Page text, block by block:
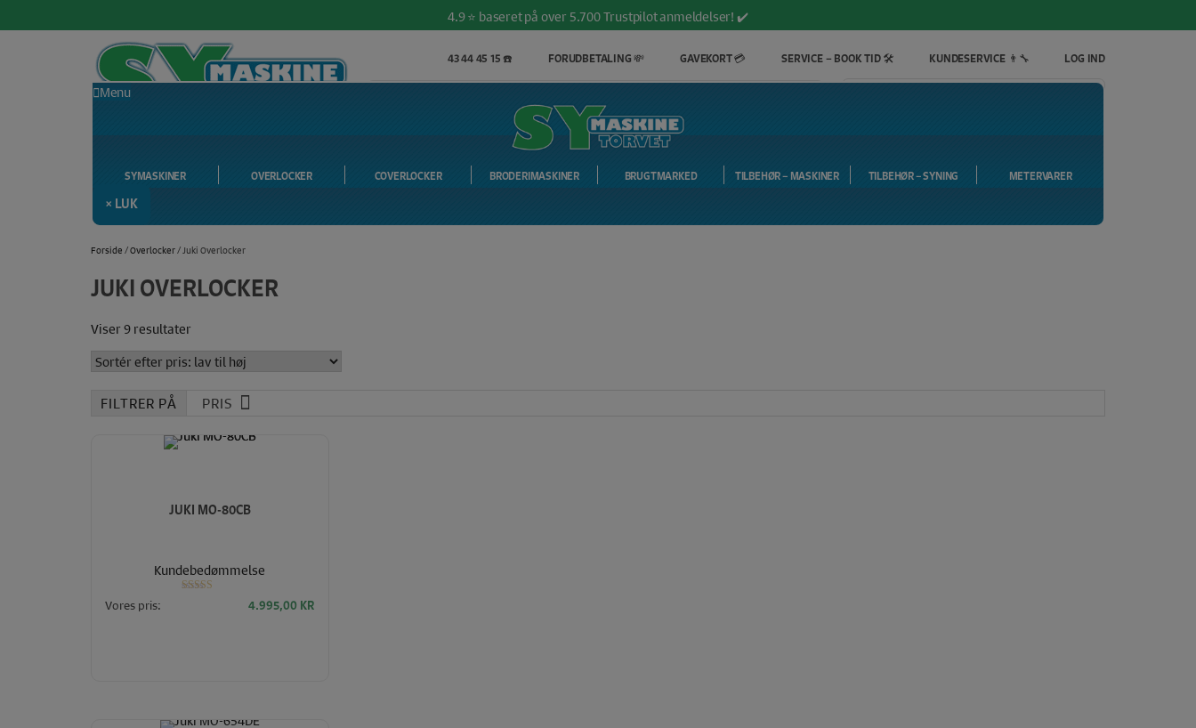
4.9 ⭐️ baseret på over 5.700 Trustpilot anmeldelser! ✔️
LEVERING 1-3 DAGE 🚛
43 44 45 15 ☎️ FORUDBETALING 💸 GAVEKORT 💳 SERVICE – BOOK TID 🛠️ KUNDESERVICE 👨‍🔧 LOG IND
Menu
SYMASKINER OVERLOCKER COVERLOCKER BRODERIMASKINER BRUGTMARKED TILBEHØR – MASKINER TILBEHØR – SYNING METERVARER
× LUK
Forside /Overlocker/ Juki Overlocker
JUKI OVERLOCKER
Viser 9 resultater
pris:
PRIS
JUKI MO-80CB
Kundebedømmelse
Vores pris: 4.995,00 KR